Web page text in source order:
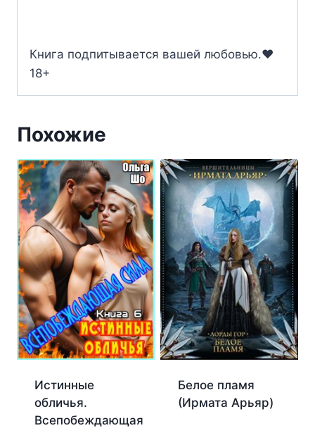
Книга подпитывается вашей любовью.‍❤️‍
18+
Похожие
Истинные
обличья.
Всепобеждающая
Белое пламя
(Ирмата Арьяр)